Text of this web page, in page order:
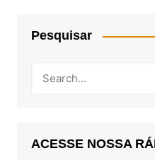
Pesquisar
ACESSE NOSSA